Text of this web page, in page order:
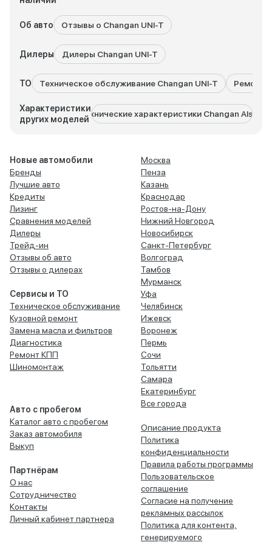
Об авто Отзывы о Changan UNI-T
Дилеры Дилеры Changan UNI-T
ТО Техническое обслуживание Changan UNI-T Ремонт
Характеристики
других моделей
Технические характеристики Changan Alsvin
Новые автомобили
Бренды
Лучшие авто
Кредиты
Лизинг
Сравнения моделей
Дилеры
Трейд-ин
Отзывы об авто
Отзывы о дилерах
Сервисы и ТО
Техническое обслуживание
Кузовной ремонт
Замена масла и фильтров
Диагностика
Ремонт КПП
Шиномонтаж
Авто с пробегом
Каталог авто с пробегом
Заказ автомобиля
Выкуп
Партнёрам
О нас
Сотрудничество
Контакты
Личный кабинет партнера
Москва
Пенза
Казань
Краснодар
Ростов-на-Дону
Нижний Новгород
Новосибирск
Санкт-Петербург
Волгоград
Тамбов
Мурманск
Уфа
Челябинск
Ижевск
Воронеж
Пермь
Сочи
Тольятти
Самара
Екатеринбург
Все города
Описание продукта
Политика
конфиденциальности
Правила работы программы
Пользовательское
соглашение
Согласие на получение
рекламных рассылок
Политика для контента,
генерируемого